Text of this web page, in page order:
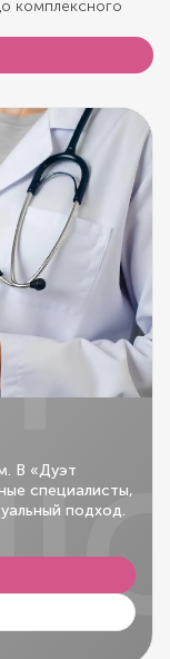
комплексного
В «Дуэт
специалисты,
подход.